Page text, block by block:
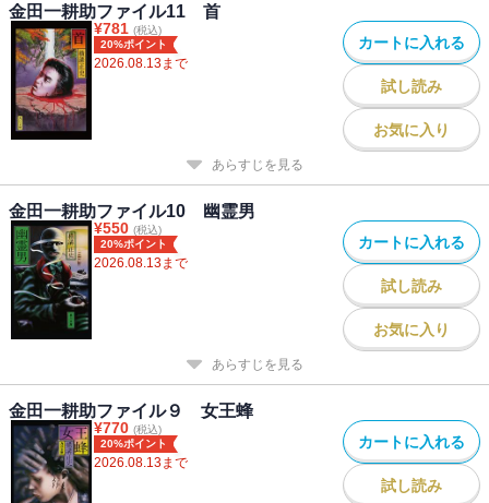
金田一耕助ファイル11 首
¥781 (税込)
20%ポイント
2026.08.13まで
カートに入れる
試し読み
お気に入り
あらすじを見る
金田一耕助ファイル10 幽霊男
¥550 (税込)
20%ポイント
2026.08.13まで
カートに入れる
試し読み
お気に入り
あらすじを見る
金田一耕助ファイル９ 女王蜂
¥770 (税込)
20%ポイント
2026.08.13まで
カートに入れる
試し読み